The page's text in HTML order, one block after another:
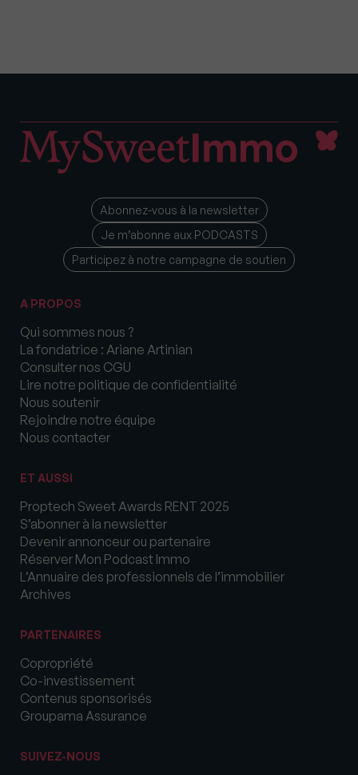
Abonnez-vous à la newsletter
Je m’abonne aux PODCASTS
Participez à notre campagne de soutien
A PROPOS
Qui sommes nous ?
La fondatrice : Ariane Artinian
Consulter nos CGU
Lire notre politique de confidentialité
Nous soutenir
Rejoindre notre équipe
Nous contacter
ET AUSSI
Proptech Sweet Awards RENT 2025
S’abonner à la newsletter
Devenir annonceur ou partenaire
Réserver Mon Podcast Immo
L’Annuaire des professionnels de l’immobilier
Archives
PARTENAIRES
Copropriété
Co-investissement
Contenus sponsorisés
Groupama Assurance
SUIVEZ-NOUS